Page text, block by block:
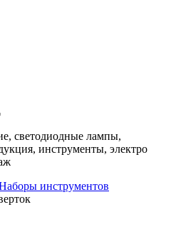
светодиодные лампы,
инструменты, электро
инструментов